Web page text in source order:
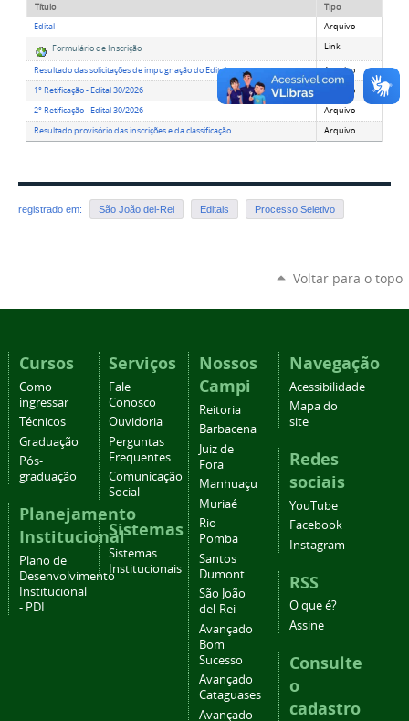
Título
Tipo
Edital
Arquivo
Formulário de Inscrição
Link
Resultado das solicitações de impugnação do Edital
Arquivo
1° Retificação - Edital 30/2026
Arquivo
2° Retificação - Edital 30/2026
Arquivo
Resultado provisório das inscrições e da classificação
Arquivo
registrado em: São João del-Rei Editais Processo Seletivo
Voltar para o topo
Cursos
Como
ingressar
Técnicos
Graduação
Pós-
graduação
Planejamento
Institucional
Plano de
Desenvolvimento
Institucional
- PDI
Serviços
Fale
Conosco
Ouvidoria
Perguntas
Frequentes
Comunicação
Social
Sistemas
Sistemas
Institucionais
Nossos
Campi
Reitoria
Barbacena
Juiz de
Fora
Manhuaçu
Muriaé
Rio
Pomba
Santos
Dumont
São João
del-Rei
Avançado
Bom
Sucesso
Avançado
Cataguases
Avançado
Navegação
Acessibilidade
Mapa do
site
Redes
sociais
YouTube
Facebook
Instagram
RSS
O que é?
Assine
Consulte
o
cadastro